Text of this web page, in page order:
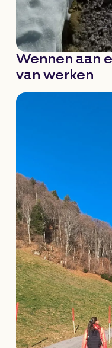
Wennen aan
van werken